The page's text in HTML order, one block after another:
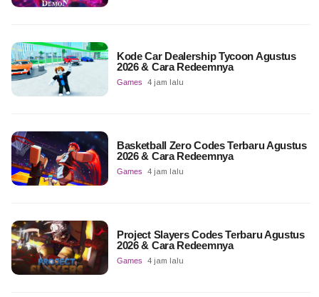
Kode Car Dealership Tycoon Agustus
2026 & Cara Redeemnya
Games 4 jam lalu
Basketball Zero Codes Terbaru Agustus
2026 & Cara Redeemnya
Games 4 jam lalu
Project Slayers Codes Terbaru Agustus
2026 & Cara Redeemnya
Games 4 jam lalu